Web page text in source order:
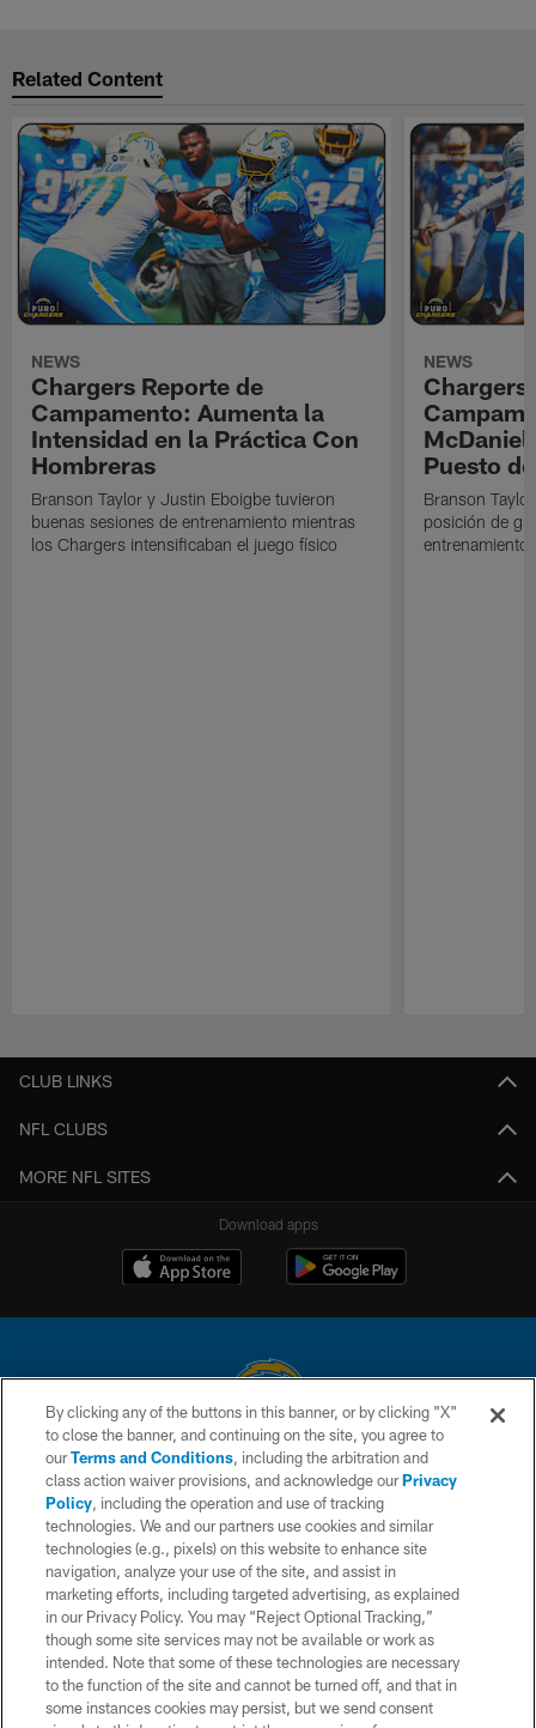
Related Content
NEWS
Chargers Reporte de
Campamento: Aumenta la
Intensidad en la Práctica Con
Hombreras
Branson Taylor y Justin Eboigbe tuvieron
buenas sesiones de entrenamiento mientras
los Chargers intensificaban el juego físico
NEWS
Chargers
Puesto
Branson
posición de
entrenamiento
CLUB LINKS
NFL CLUBS
MORE NFL SITES
Download apps
© 2026 Chargers Football Company, LLC. All rights reserved. This website
is managed on a digital platform of the National Football League.
CONTACT US
WEBSITE ACCESSIBILITY
TERMS AND CONDITIONS
PRIVACY POLICY
SITE MAP
AD CHOICES
By clicking any of the buttons in this banner, or by clicking "X"
to close the banner, and continuing on the site, you agree to
ourTerms and Conditions, including the arbitration and
class action waiver provisions, and acknowledge ourPrivacy
Policy, including the operation and use of tracking
technologies. We and our partners use cookies and similar
technologies (e.g., pixels) on this website to enhance site
navigation, analyze your use of the site, and assist in
marketing efforts, including targeted advertising, as explained
in our Privacy Policy. You may “Reject Optional Tracking,”
though some site services may not be available or work as
intended. Note that some of these technologies are necessary
to the function of the site and cannot be turned off, and that in
some instances cookies may persist, but we send consent